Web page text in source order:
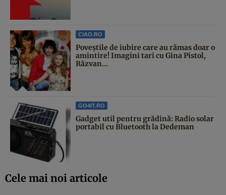
CIAO.RO
Poveştile de iubire care au rămas doar o
amintire! Imagini tari cu Gina Pistol,
Răzvan...
GO4IT.RO
Gadget util pentru grădină: Radio solar
portabil cu Bluetooth la Dedeman
Cele mai noi articole